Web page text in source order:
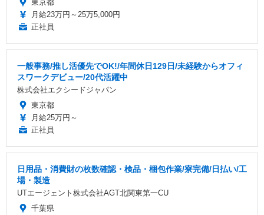
東京都
月給23万円～25万5,000円
正社員
一般事務/推し活優先でOK!/年間休日129日/未経験からオフィ
スワークデビュー/20代活躍中
株式会社エクシードジャパン
東京都
月給25万円～
正社員
日用品・消費財の枚数確認・検品・梱包作業/寮完備/日払い/工
場・製造
UTエージェント株式会社AGT北関東第一CU
千葉県